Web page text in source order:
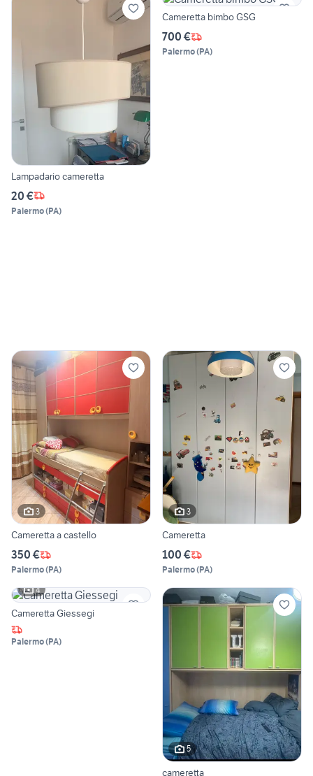
Lampadario cameretta
20 €
Palermo(PA)
Cameretta bimbo GSG
700 €
Palermo(PA)
3
Cameretta a castello
350 €
Palermo(PA)
3
Cameretta
100 €
Palermo(PA)
4
Cameretta Giessegi
Palermo(PA)
5
cameretta